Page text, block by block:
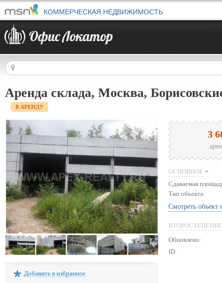
КОММЕРЧЕСКАЯ НЕДВИЖИМОСТЬ
Аренда склада, Москва,
В АРЕНДУ
Добавить в избранное
3
ОСНОВНОЕ
Сдаваемая
Тип объекта:
Смотреть объект
Обновлено:
ID: